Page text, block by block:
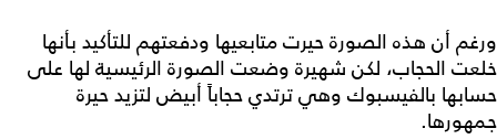
ورغم أن هذه الصورة حيرت متابعيها ودفعتهم للتأكيد بأنها
خلعت الحجاب، لكن شهيرة وضعت الصورة الرئيسية لها على
حسابها بالفيسبوك وهي ترتدي حجاباً أبيض لتزيد حيرة
جمهورها.